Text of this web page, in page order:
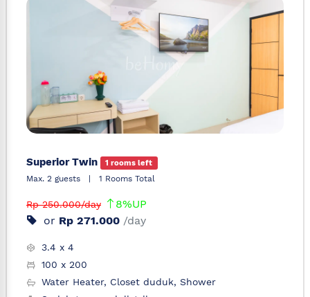
Superior Twin 1 rooms left
Max. 2 guests 1 Rooms Total
Rp 250.000/day
8%UP
or Rp 271.000 /day
3.4 x 4
100 x 200
Water Heater, Closet duduk, Shower